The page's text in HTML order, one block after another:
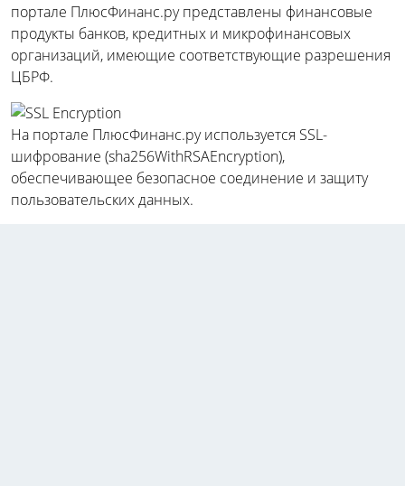
портале ПлюсФинанс.ру представлены финансовые
продукты банков, кредитных и микрофинансовых
организаций, имеющие соответствующие разрешения
ЦБРФ.
На портале ПлюсФинанс.ру используется SSL-
шифрование (sha256WithRSAEncryption),
обеспечивающее безопасное соединение и защиту
пользовательских данных.